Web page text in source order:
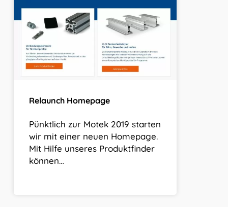
Relaunch Homepage
Pünktlich zur Motek 2019 starten
wir mit einer neuen Homepage.
Mit Hilfe unseres Produktfinder
können…